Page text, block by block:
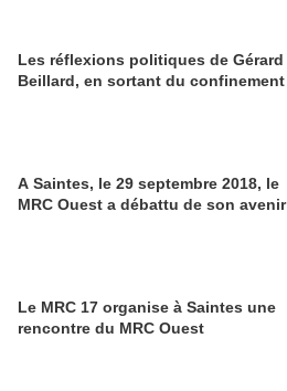
Les réflexions politiques de Gérard
Beillard, en sortant du confinement
A Saintes, le 29 septembre 2018, le
MRC Ouest a débattu de son avenir
Le MRC 17 organise à Saintes une
rencontre du MRC Ouest